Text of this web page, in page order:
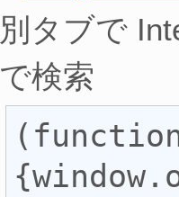
別タブで
で検索